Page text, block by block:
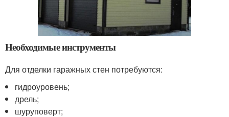
Необходимые инструменты
Для отделки гаражных стен потребуются:
гидроуровень;
дрель;
шуруповерт;